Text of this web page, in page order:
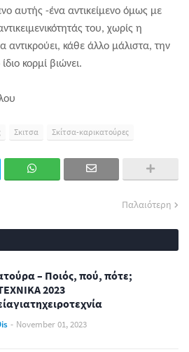
αυτής -ένα αντικείμενο όμως με
του, χωρίς η
αντικρούει, κάθε άλλο μάλιστα, την
κορμί βιώνει.
Σκιτσα Σκίτσα-καρικατούρες
Παλαιότερη
– Ποιός, πού, πότε;
2023
- November 01, 2023